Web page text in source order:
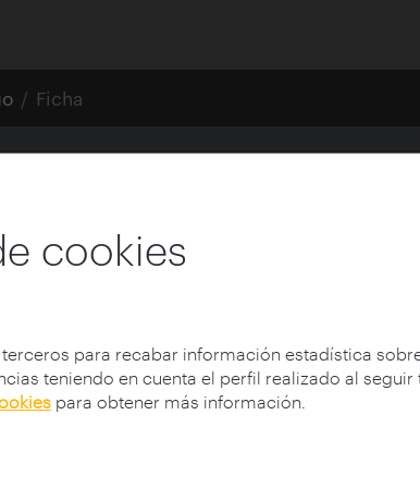
cookies
para recabar información estadística
teniendo en cuenta el perfil realizado al
para obtener más información.
Ficha